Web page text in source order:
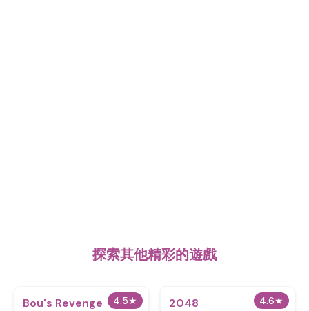
探索其他精彩的遊戲
4.5★
Bou's Revenge 4.6★
2048